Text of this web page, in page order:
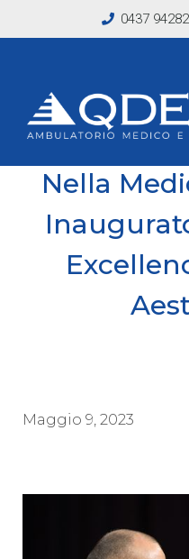
0437
Nella
Maggio 9, 2023